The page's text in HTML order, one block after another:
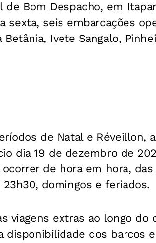
Bom Despacho, em
sexta, seis embarcações
Ivete Sangalo,
de Natal e Réveillon,
dia 19 de dezembro de
de hora em hora,
domingos e feriados.
viagens extras ao longo do
disponibilidade dos barcos